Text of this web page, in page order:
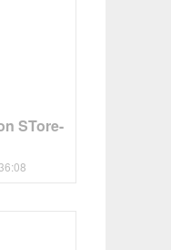
STore-